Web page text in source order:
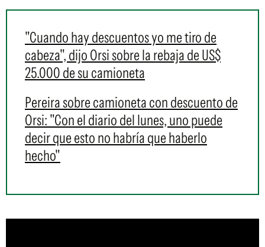
"Cuando hay descuentos yo me tiro de
cabeza", dijo Orsi sobre la rebaja de US$
25.000 de su camioneta
Pereira sobre camioneta con descuento de
Orsi: "Con el diario del lunes, uno puede
decir que esto no habría que haberlo
hecho"